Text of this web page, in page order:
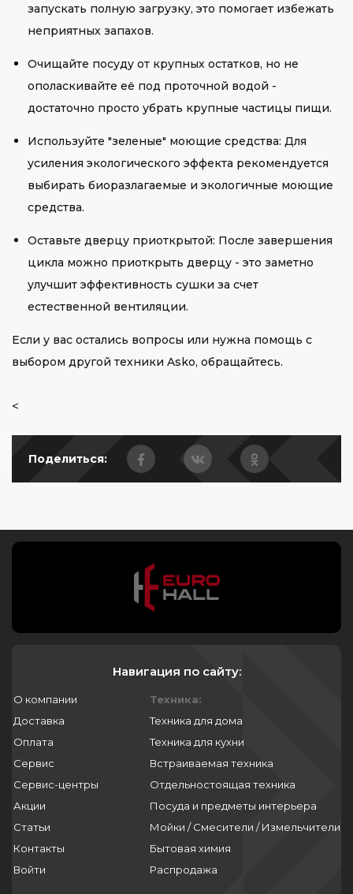
запускать полную загрузку, это помогает избежать
неприятных запахов.
Очищайте посуду от крупных остатков, но не
ополаскивайте её под проточной водой -
достаточно просто убрать крупные частицы пищи.
Используйте "зеленые" моющие средства: Для
усиления экологического эффекта рекомендуется
выбирать биоразлагаемые и экологичные моющие
средства.
Оставьте дверцу приоткрытой: После завершения
цикла можно приоткрыть дверцу - это заметно
улучшит эффективность сушки за счет
естественной вентиляции.
Если у вас остались вопросы или нужна помощь с
выбором другой техники Asko, обращайтесь.
<
Поделиться:
Навигация по сайту:
О компании
Доставка
Оплата
Сервис
Сервис-центры
Акции
Статьи
Контакты
Войти
Техника:
Техника для дома
Техника для кухни
Встраиваемая техника
Отдельностоящая техника
Посуда и предметы интерьера
Мойки / Смесители / Измельчители
Бытовая химия
Распродажа